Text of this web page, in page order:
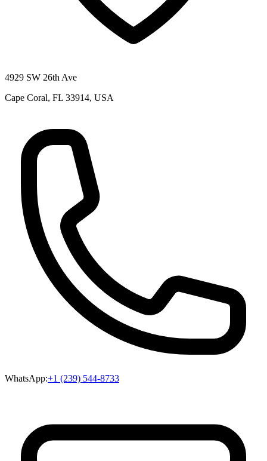
4929 SW 26th Ave
Cape Coral, FL 33914, USA
WhatsApp:+1 (239) 544-8733